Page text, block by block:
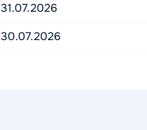
31.07.2026
30.07.2026